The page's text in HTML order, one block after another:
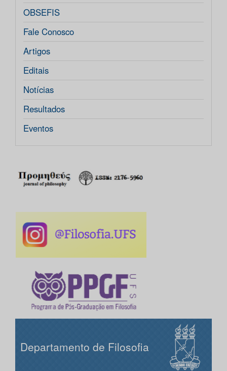
OBSEFIS
Fale Conosco
Artigos
Editais
Notícias
Resultados
Eventos
Departamento de Filosofia